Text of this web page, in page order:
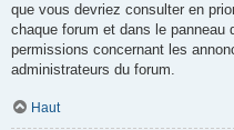
que vous devriez consulter en
chaque forum et dans le panneau
permissions concernant les
administrateurs du forum.
Haut